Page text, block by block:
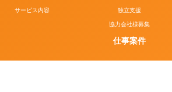
サービス内容 独立支援
協力会社様募集
仕事案件